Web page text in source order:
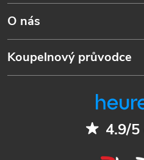
O nás
Koupelnový průvodce
4.9/5